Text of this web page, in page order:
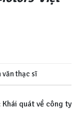
văn thạc sĩ
Khái quát về công ty